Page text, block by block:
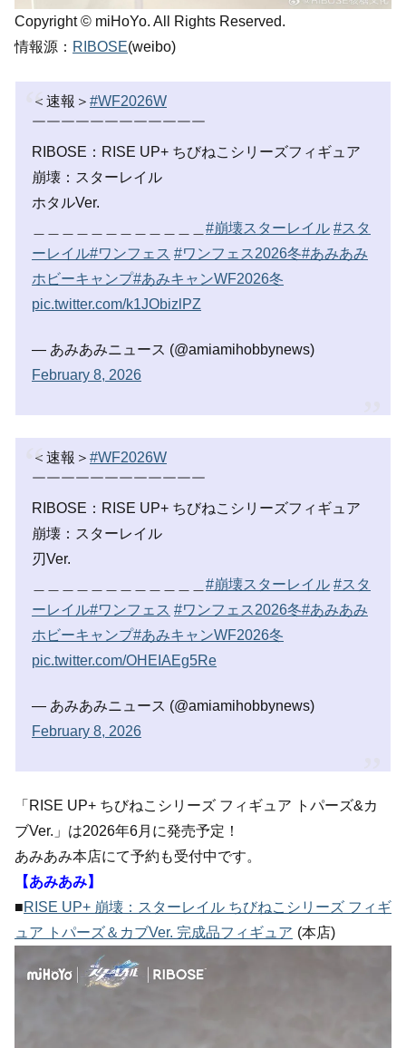
Copyright © miHoYo. All Rights Reserved.
情報源： RIBOSE(weibo)
＜速報＞ #WF2026W
￣￣￣￣￣￣￣￣￣￣￣￣
RIBOSE：RISE UP+ ちびねこシリーズフィギュア
崩壊：スターレイル
ホタルVer.
#崩壊スターレイル #スタ
ーレイル#ワンフェス #ワンフェス2026冬#あみあみ
ホビーキャンプ#あみキャンWF2026冬
pic.twitter.com/k1JObizlPZ
— あみあみニュース (@amiamihobbynews)
February 8, 2026
＜速報＞ #WF2026W
￣￣￣￣￣￣￣￣￣￣￣￣
RIBOSE：RISE UP+ ちびねこシリーズフィギュア
崩壊：スターレイル
刃Ver.
#崩壊スターレイル #スタ
ーレイル#ワンフェス #ワンフェス2026冬#あみあみ
ホビーキャンプ#あみキャンWF2026冬
pic.twitter.com/OHEIAEg5Re
— あみあみニュース (@amiamihobbynews)
February 8, 2026
「RISE UP+ ちびねこシリーズ フィギュア トパーズ&カ
ブVer.」は2026年6月に発売予定！
あみあみ本店にて予約も受付中です。
【あみあみ】
■RISE UP+ 崩壊：スターレイル ちびねこシリーズ フィギ
ュア トパーズ＆カブVer. 完成品フィギュア (本店)